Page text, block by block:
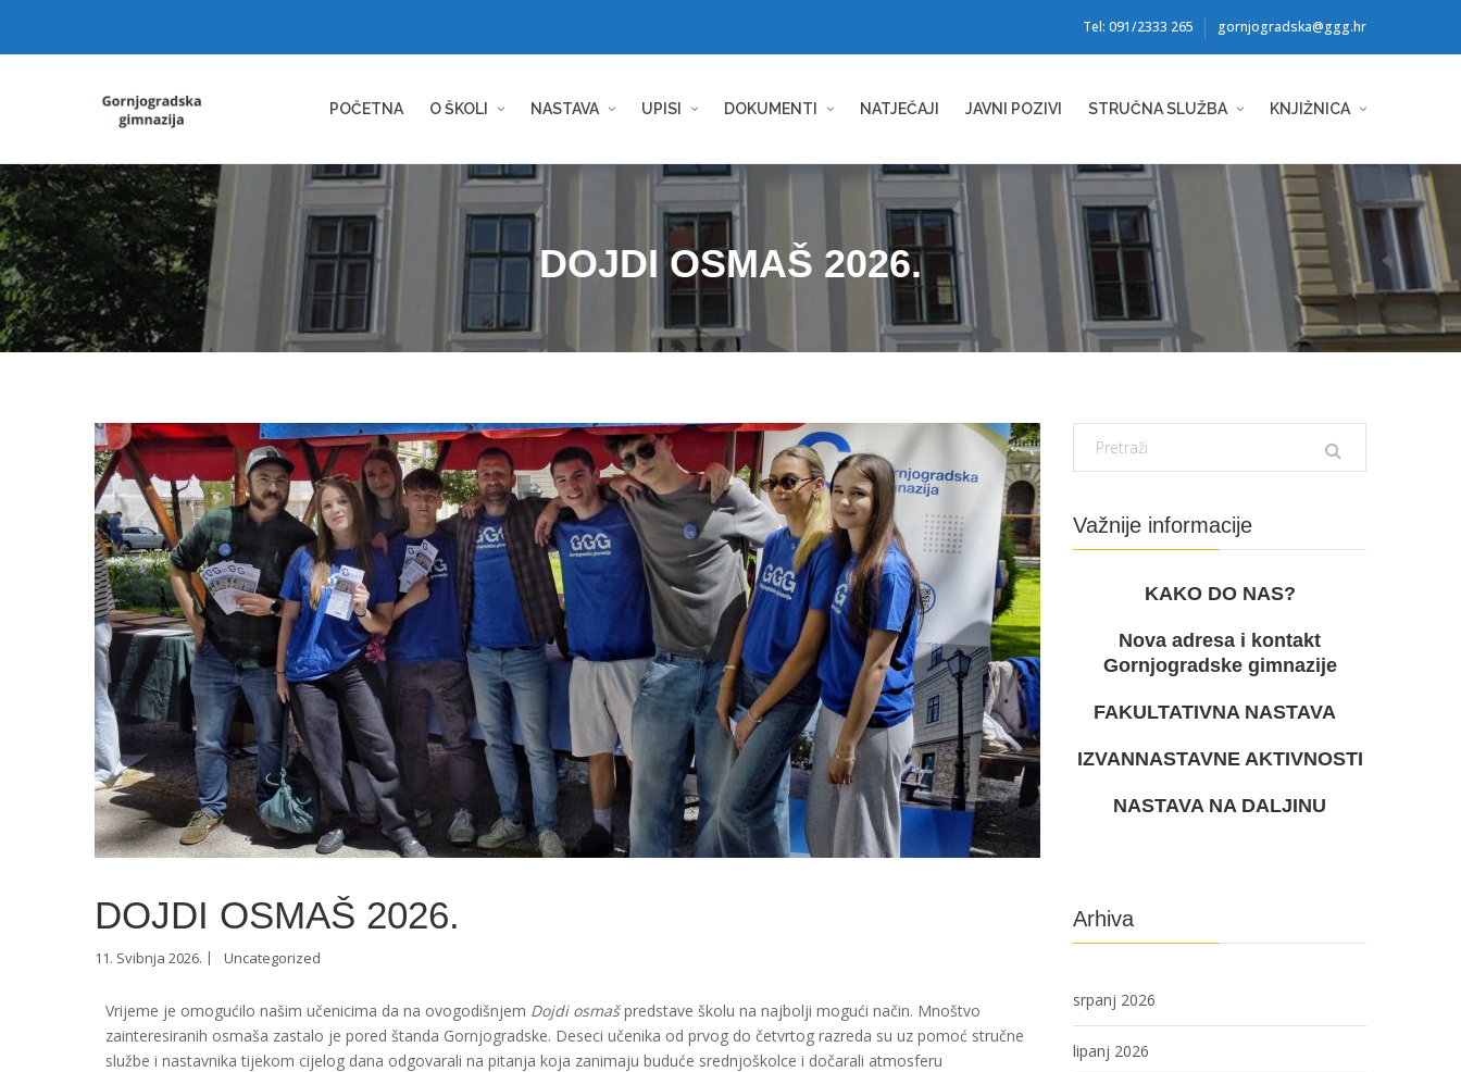
Tel: 091/2333 265 gornjogradska@ggg.hr
POČETNA O ŠKOLI NASTAVA UPISI DOKUMENTI NATJEČAJI JAVNI POZIVI STRUČNA SLUŽBA KNJIŽNICA
DOJDI OSMAŠ 2026.
DOJDI OSMAŠ 2026.
11. Svibnja 2026. Uncategorized
Vrijeme je omogućilo našim učenicima da na ovogodišnjem Dojdi osmašpredstave školu na najbolji mogući način. Mnoštvo
zainteresiranih osmaša zastalo je pored štanda Gornjogradske. Deseci učenika od prvog do četvrtog razreda su uz pomoć stručne
službe i nastavnika tijekom cijelog dana odgovarali na pitanja koja zanimaju buduće srednjoškolce i dočarali atmosferu
Važnije informacije
KAKO DO NAS?
Nova adresa i kontakt
Gornjogradske gimnazije
FAKULTATIVNA NASTAVA
IZVANNASTAVNE AKTIVNOSTI
NASTAVA NA DALJINU
Arhiva
srpanj 2026
lipanj 2026